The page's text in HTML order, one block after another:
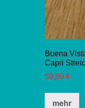
Buena
Capri
59,99 €
mehr